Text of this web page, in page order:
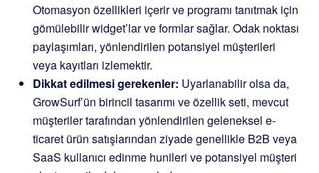
Otomasyon özellikleri içerir ve programı tanıtmak için
gömülebilir widget’lar ve formlar sağlar. Odak noktası
paylaşımları, yönlendirilen potansiyel müşterileri
veya kayıtları izlemektir.
Dikkat edilmesi gerekenler: Uyarlanabilir olsa da,
GrowSurf’ün birincil tasarımı ve özellik seti, mevcut
müşteriler tarafından yönlendirilen geleneksel e-
ticaret ürün satışlarından ziyade genellikle B2B veya
SaaS kullanıcı edinme hunileri ve potansiyel müşteri